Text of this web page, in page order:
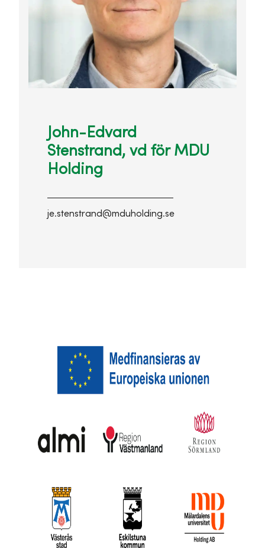
John-Edvard
Stenstrand, vd för MDU
Holding
je.stenstrand@mduholding.se